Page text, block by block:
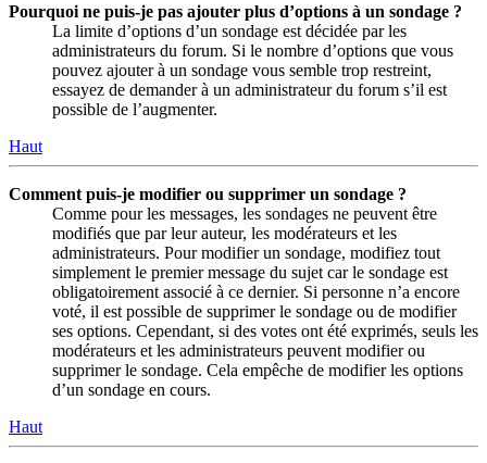
Pourquoi ne puis-je pas ajouter plus d’options à un sondage ?
La limite d’options d’un sondage est décidée par les
administrateurs du forum. Si le nombre d’options que vous
pouvez ajouter à un sondage vous semble trop restreint,
essayez de demander à un administrateur du forum s’il est
possible de l’augmenter.
Haut
Comment puis-je modifier ou supprimer un sondage ?
Comme pour les messages, les sondages ne peuvent être
modifiés que par leur auteur, les modérateurs et les
administrateurs. Pour modifier un sondage, modifiez tout
simplement le premier message du sujet car le sondage est
obligatoirement associé à ce dernier. Si personne n’a encore
voté, il est possible de supprimer le sondage ou de modifier
ses options. Cependant, si des votes ont été exprimés, seuls les
modérateurs et les administrateurs peuvent modifier ou
supprimer le sondage. Cela empêche de modifier les options
d’un sondage en cours.
Haut